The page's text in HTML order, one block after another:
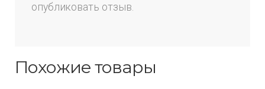
опубликовать отзыв.
Похожие товары